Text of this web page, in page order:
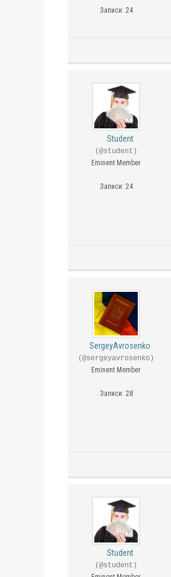
Записи: 24
Student
(@student)
Eminent Member
Записи: 24
SergeyAvrosenko
(@sergeyavrosenko)
Eminent Member
Записи: 28
Student
(@student)